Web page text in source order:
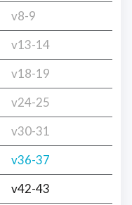
v8-9
v13-14
v18-19
v24-25
v30-31
v36-37
v42-43